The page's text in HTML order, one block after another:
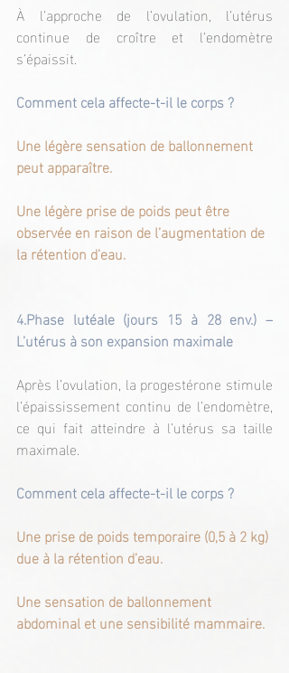
À l’approche de l’ovulation, l’utérus
continue de croître et l’endomètre
s’épaissit.
Comment cela affecte-t-il le corps ?
Une légère sensation de ballonnement
peut apparaître.
Une légère prise de poids peut être
observée en raison de l’augmentation de
la rétention d’eau.
4.Phase lutéale (jours 15 à 28 env.) –
L’utérus à son expansion maximale
Après l’ovulation, la progestérone stimule
l’épaississement continu de l’endomètre,
ce qui fait atteindre à l’utérus sa taille
maximale.
Comment cela affecte-t-il le corps ?
Une prise de poids temporaire (0,5 à 2 kg)
due à la rétention d’eau.
Une sensation de ballonnement
abdominal et une sensibilité mammaire.